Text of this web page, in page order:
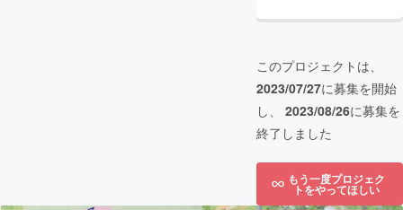
このプロジェクトは、
2023/07/27に募集を開始
し、 2023/08/26に募集を
終了しました
もう一度プロジェク
トをやってほしい